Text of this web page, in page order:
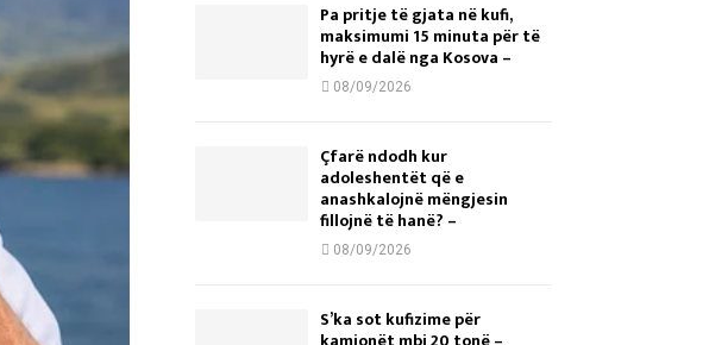
Pa pritje të gjata në kufi,
maksimumi 15 minuta për të
hyrë e dalë nga Kosova –
08/09/2026
Çfarë ndodh kur
adoleshentët që e
anashkalojnë mëngjesin
fillojnë të hanë? –
08/09/2026
S’ka sot kufizime për